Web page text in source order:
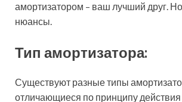
амортизатором – ваш лучший друг. Но
нюансы.
Тип амортизатора:
Существуют разные типы
отличающиеся по принципу действия